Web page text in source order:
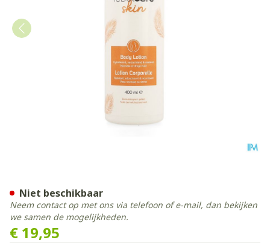
€ 19,95
Niet beschikbaar
Neem contact op met ons via telefoon of e-mail, dan bekijken
we samen de mogelijkheden.